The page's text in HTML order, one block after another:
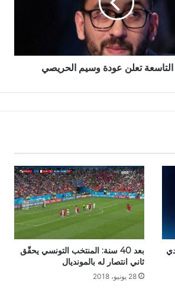
التاسعة تعلن عودة وسيم الحريصي
بعد 40 سنة: المنتخب التونسي يحقّق
ثاني انتصار له بالمونديال
28 يونيو، 2018